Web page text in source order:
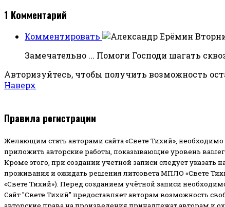
1 Комментарий
Комментировать
Замечательно ... Помоги Господи шагать
Авторизуйтесь, чтобы получить возможность
Наверх
Правила регистрации
Желающим стать авторами сайта «Свете Тихий»,
приложить авторские работы, показывающие уровень
Кроме этого, при создании учетной записи следует указать
проживания и ожидать решения литсовета МПЛО «Свете
«Свете Тихий»). Перед созданием учётной записи
Сайт "Свете Тихий" предоставляет авторам возможность